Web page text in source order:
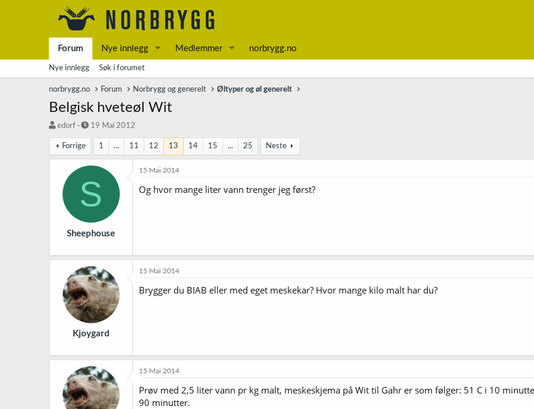
Forum Nye innlegg Medlemmer norbrygg.no
Nye innlegg Søk i forumet
norbrygg.no Forum Norbrygg og generelt Øltyper og øl generelt
Belgisk hveteøl Wit
T
å
d
edorf
S
r
t
19 Mai 2012
Forrige 1 ... 11 12 13 14 15 ... 25 Neste
S
Sheephouse
15 Mai 2014
Og hvor mange liter vann trenger jeg først?
Kjoygard
15 Mai 2014
Brygger du BIAB eller med eget meskekar? Hvor mange kilo malt har du?
15 Mai 2014
Prøv med 2,5 liter vann pr kg malt, meskeskjema på Wit til Gahr er som følger: 51 C i 10
90 minutter.